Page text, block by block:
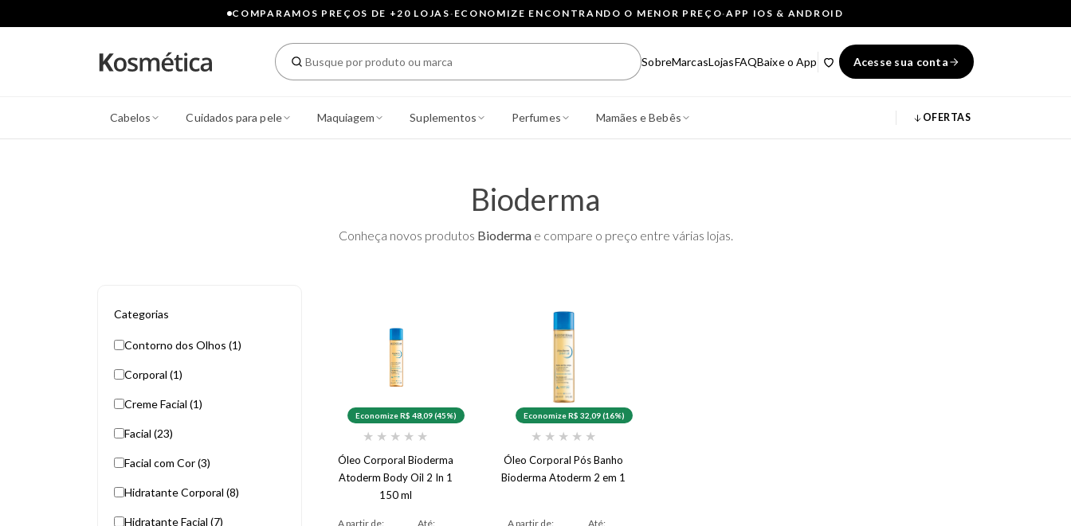
COMPARAMOS PREÇOS DE +20 LOJAS· ECONOMIZE ENCONTRANDO O MENOR PREÇO·APP IOS & ANDROID
SobreMarcasLojasFAQBaixe o App Acesse sua conta
Cabelos Cuidados para pele Maquiagem Suplementos Perfumes Mamães e Bebês OFERTAS
Bioderma
Conheça novos produtos Biodermae compare o preço entre várias lojas.
Categorias
Contorno dos Olhos (1)
Corporal (1)
Creme Facial (1)
Facial (23)
Facial com Cor (3)
Hidratante Corporal (8)
Hidratante Facial (7)
Economize R$ 48,09 (45%)
★ ★ ★ ★ ★
Óleo Corporal Bioderma
Atoderm Body Oil 2 In 1
150 ml
A partir de:
Até:
Economize R$ 32,09 (16%)
★ ★ ★ ★ ★
Óleo Corporal Pós Banho
Bioderma Atoderm 2 em 1
A partir de:
Até: